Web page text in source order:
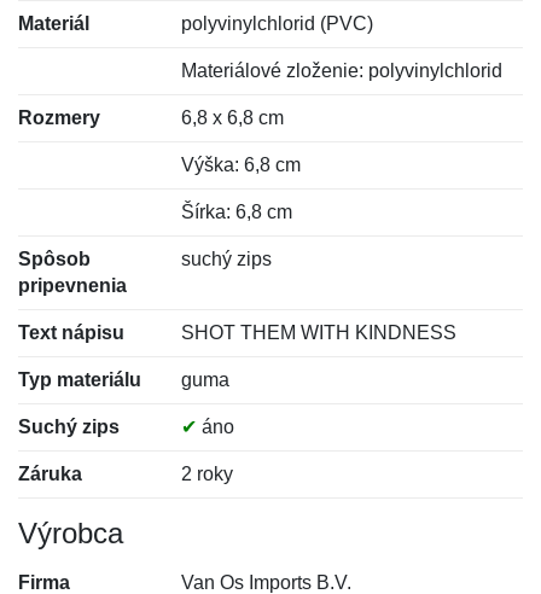
Materiál polyvinylchlorid (PVC)
Materiálové zloženie: polyvinylchlorid
Rozmery 6,8 x 6,8 cm
Výška: 6,8 cm
Šírka: 6,8 cm
Spôsob
pripevnenia
suchý zips
Text nápisu SHOT THEM WITH KINDNESS
Typ materiálu guma
Suchý zips ✔ áno
Záruka 2 roky
Výrobca
Firma Van Os Imports B.V.